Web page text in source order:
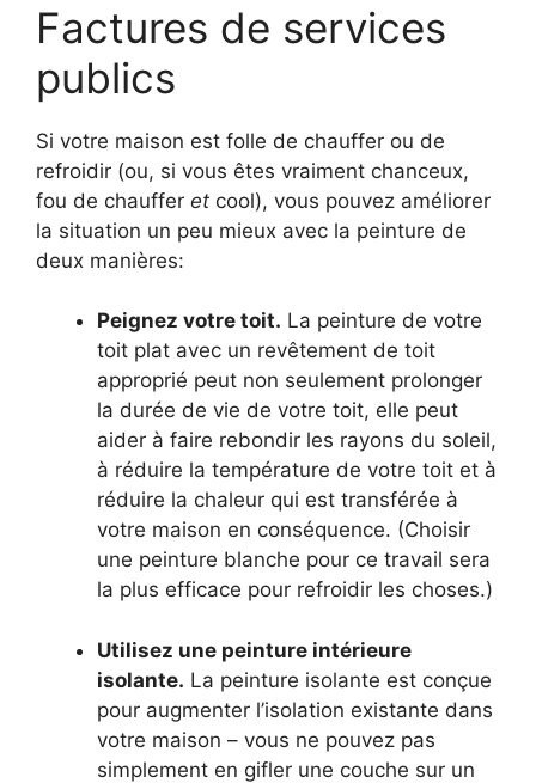
Factures de services
publics
Si votre maison est folle de chauffer ou de
refroidir (ou, si vous êtes vraiment chanceux,
fou de chauffer et cool), vous pouvez améliorer
la situation un peu mieux avec la peinture de
deux manières:
Peignez votre toit. La peinture de votre
toit plat avec un revêtement de toit
approprié peut non seulement prolonger
la durée de vie de votre toit, elle peut
aider à faire rebondir les rayons du soleil,
à réduire la température de votre toit et à
réduire la chaleur qui est transférée à
votre maison en conséquence. (Choisir
une peinture blanche pour ce travail sera
la plus efficace pour refroidir les choses.)
Utilisez une peinture intérieure
isolante. La peinture isolante est conçue
pour augmenter l’isolation existante dans
votre maison – vous ne pouvez pas
simplement en gifler une couche sur un